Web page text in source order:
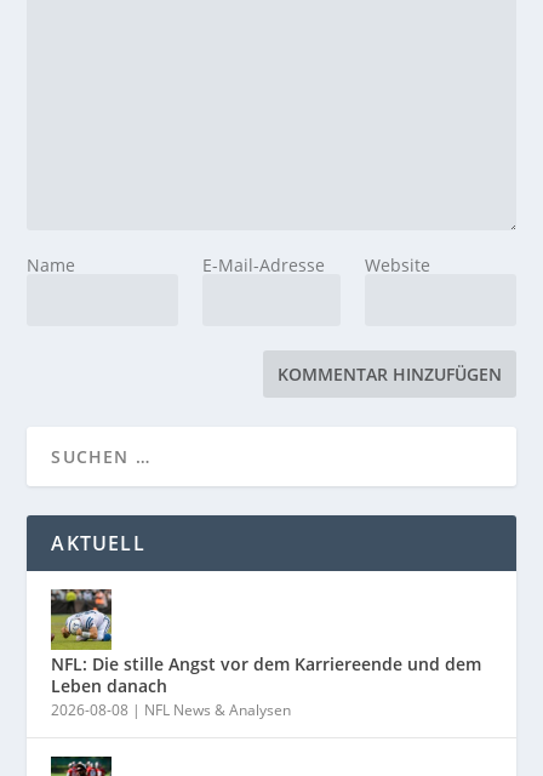
Name E-Mail-Adresse Website
AKTUELL
NFL: Die stille Angst vor dem Karriereende und dem
Leben danach
2026-08-08 | NFL News & Analysen